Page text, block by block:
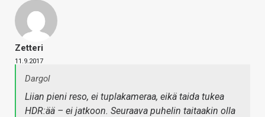
Zetteri
11.9.2017
Dargol
Liian pieni reso, ei tuplakameraa, eikä taida tukea
HDR:ää – ei jatkoon. Seuraava puhelin taitaakin olla